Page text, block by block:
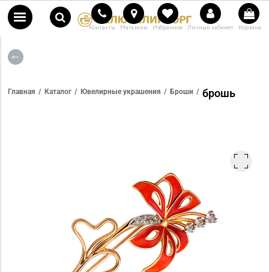
Контакты Магазины Избранное Личный кабинет Корзина
Главная Каталог Ювелирные украшения Броши брошь